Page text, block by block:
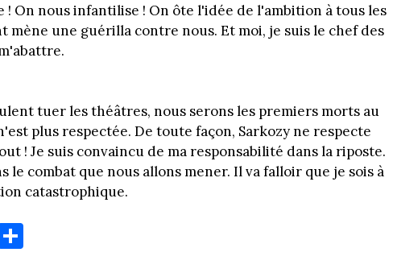
! On nous infantilise ! On ôte l'idée de l'ambition à tous les
mène une guérilla contre nous. Et moi, je suis le chef des
tuer les théâtres, nous serons les premiers morts au
plus respectée. De toute façon, Sarkozy ne respecte
! Je suis convaincu de ma responsabilité dans la riposte.
le combat que nous allons mener. Il va falloir que je sois à
catastrophique.